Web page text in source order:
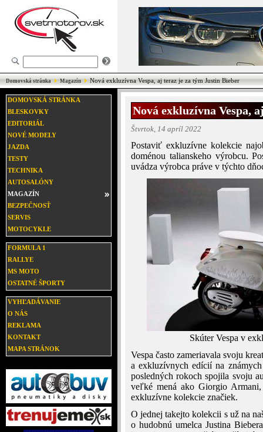
Domovská stránka Magazín Nová exkluzívna Vespa, aj teraz je za tým Justin Bieber
DOMOVSKÁ STRÁNKA
BLESKOVKY
EDITORIÁL
NOVÉ MODELY
JAZDA
TESTY
TECHNIKA
AUTOSALÓNY
MAGAZÍN
BEZPEČNOSŤ
SERVIS
MOTOCYKLE
FORMULA 1
RALLYE
MS MOTO
OSTATNÉ ŠPORTY
VYHĽADÁVANIE
O NÁS
REKLAMA
KONTAKT
MAPA STRÁNOK
Nová exkluzívna Vespa,
Štvrtok, 14 apríl 2022
Postaviť exkluzívne kolekcie
doménou talianskeho výrobcu.
uvádza výrobca práve v týchto
Skúter Vespa v
Vespa často zameriavala svoju
a exkluzívnych edícií na
posledných rokoch spojila svoju
veľké mená ako Giorgio
exkluzívne kolekcie značiek.
O jednej takejto kolekcii s už na
o hudobnú umelca Justina